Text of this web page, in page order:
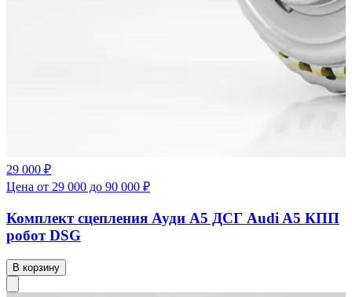
29 000 ₽
Цена от 29 000 до 90 000 ₽
Комплект сцепления Ауди А5 ДСГ Audi A5 КПП
робот DSG
В корзину